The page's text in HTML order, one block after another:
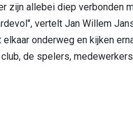
zijn allebei diep verbonden
vertelt Jan Willem
onderweg en kijken
de spelers,